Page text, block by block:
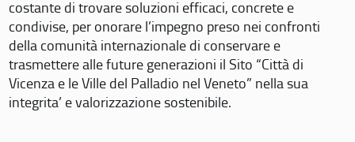
costante di trovare soluzioni efficaci, concrete e
condivise, per onorare l’impegno preso nei confronti
della comunità internazionale di conservare e
trasmettere alle future generazioni il Sito “Città di
Vicenza e le Ville del Palladio nel Veneto” nella sua
integrita’ e valorizzazione sostenibile.